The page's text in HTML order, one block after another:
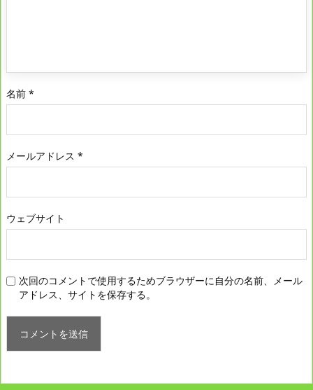
名前 *
メールアドレス *
ウェブサイト
次回のコメントで使用するためブラウザーに自分の名前、メール
アドレス、サイトを保存する。